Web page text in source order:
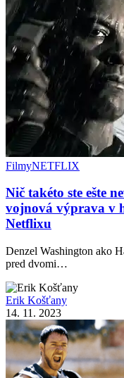
FilmyNETFLIX
Nič takéto ste ešte
vojnová výprava v
Netflixu
Denzel Washington ako
pred dvomi…
Erik Košťany
14. 11. 2023